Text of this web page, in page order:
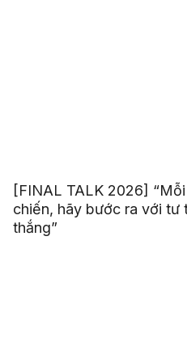
[FINAL TALK 2026]
chiến, hãy bước ra với tư
thắng”